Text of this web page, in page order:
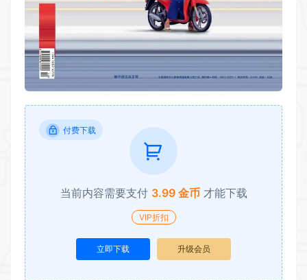
付费下载
当前内容需要支付 3.99 金币 才能下载
VIP折扣
立即下载 升级会员